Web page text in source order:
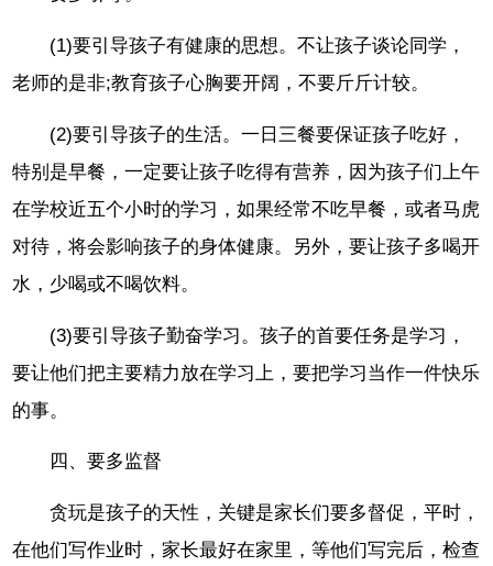
(1)要引导孩子有健康的思想。不让孩子谈论同学，
老师的是非;教育孩子心胸要开阔，不要斤斤计较。
(2)要引导孩子的生活。一日三餐要保证孩子吃好，
特别是早餐，一定要让孩子吃得有营养，因为孩子们上午
在学校近五个小时的学习，如果经常不吃早餐，或者马虎
对待，将会影响孩子的身体健康。另外，要让孩子多喝开
水，少喝或不喝饮料。
(3)要引导孩子勤奋学习。孩子的首要任务是学习，
要让他们把主要精力放在学习上，要把学习当作一件快乐
的事。
四、要多监督
贪玩是孩子的天性，关键是家长们要多督促，平时，
在他们写作业时，家长最好在家里，等他们写完后，检查